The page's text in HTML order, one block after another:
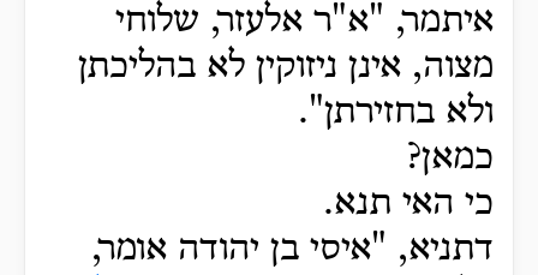
איתמר, "א"ר אלעזר, שלוחי
מצוה, אינן ניזוקין לא בהליכתן
ולא בחזירתן".
כמאן?
כי האי תנא.
דתניא, "איסי בן יהודה אומר,